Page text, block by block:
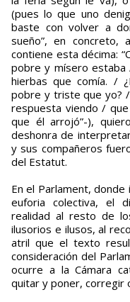
(pues lo que uno
baste con volver a
sueño”, en concreto,
contiene esta décima:
pobre y mísero
hierbas que comía. /
pobre y triste que yo?
respuesta viendo /
que él arrojó”-),
deshonra de
y sus compañeros
del Estatut.
En el Parlament,
euforia colectiva, el
realidad al resto de
ilusorios e ilusos, al
atril que el texto
consideración del
ocurre a la Cámara
quitar y poner, corregir